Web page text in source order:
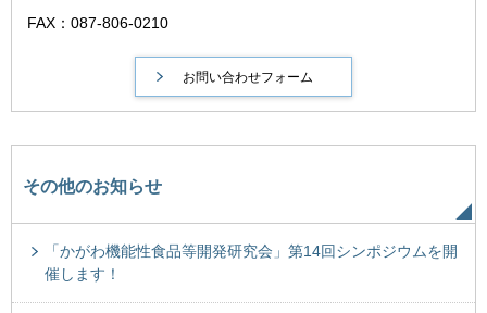
FAX：087-806-0210
その他のお知らせ
「かがわ機能性食品等開発研究会」第14回シンポジウムを開
催します！